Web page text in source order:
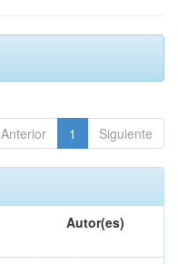
Anterior 1 Siguiente
Autor(es)